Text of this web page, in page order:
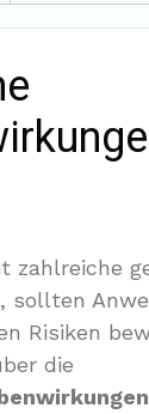
zahlreiche
sollten
Risiken
die